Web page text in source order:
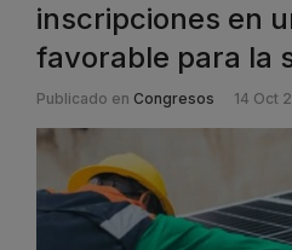
inscripciones en
favorable para la
Publicado en Congresos 14 Oct